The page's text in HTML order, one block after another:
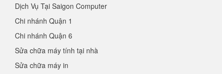
Dịch Vụ Tại Saigon Computer
Chi nhánh Quận 1
Chi nhánh Quận 6
Sửa chữa máy tính tại nhà
Sửa chữa máy in